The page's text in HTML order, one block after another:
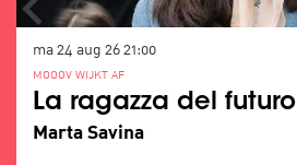
La ragazza del futuro
Marta Savina
MOOOV WIJKT AF
ma 24 aug 26 21:00